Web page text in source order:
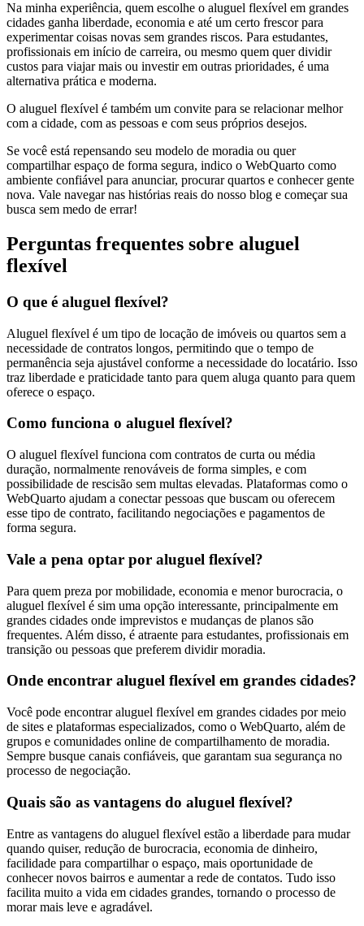
Na minha experiência, quem escolhe o aluguel flexível em grandes
cidades ganha liberdade, economia e até um certo frescor para
experimentar coisas novas sem grandes riscos. Para estudantes,
profissionais em início de carreira, ou mesmo quem quer dividir
custos para viajar mais ou investir em outras prioridades, é uma
alternativa prática e moderna.
O aluguel flexível é também um convite para se relacionar melhor
com a cidade, com as pessoas e com seus próprios desejos.
Se você está repensando seu modelo de moradia ou quer
compartilhar espaço de forma segura, indico o WebQuarto como
ambiente confiável para anunciar, procurar quartos e conhecer gente
nova. Vale navegar nas histórias reais do nosso blog e começar sua
busca sem medo de errar!
Perguntas frequentes sobre aluguel
flexível
O que é aluguel flexível?
Aluguel flexível é um tipo de locação de imóveis ou quartos sem a
necessidade de contratos longos, permitindo que o tempo de
permanência seja ajustável conforme a necessidade do locatário. Isso
traz liberdade e praticidade tanto para quem aluga quanto para quem
oferece o espaço.
Como funciona o aluguel flexível?
O aluguel flexível funciona com contratos de curta ou média
duração, normalmente renováveis de forma simples, e com
possibilidade de rescisão sem multas elevadas. Plataformas como o
WebQuarto ajudam a conectar pessoas que buscam ou oferecem
esse tipo de contrato, facilitando negociações e pagamentos de
forma segura.
Vale a pena optar por aluguel flexível?
Para quem preza por mobilidade, economia e menor burocracia, o
aluguel flexível é sim uma opção interessante, principalmente em
grandes cidades onde imprevistos e mudanças de planos são
frequentes. Além disso, é atraente para estudantes, profissionais em
transição ou pessoas que preferem dividir moradia.
Onde encontrar aluguel flexível em grandes cidades?
Você pode encontrar aluguel flexível em grandes cidades por meio
de sites e plataformas especializados, como o WebQuarto, além de
grupos e comunidades online de compartilhamento de moradia.
Sempre busque canais confiáveis, que garantam sua segurança no
processo de negociação.
Quais são as vantagens do aluguel flexível?
Entre as vantagens do aluguel flexível estão a liberdade para mudar
quando quiser, redução de burocracia, economia de dinheiro,
facilidade para compartilhar o espaço, mais oportunidade de
conhecer novos bairros e aumentar a rede de contatos. Tudo isso
facilita muito a vida em cidades grandes, tornando o processo de
morar mais leve e agradável.